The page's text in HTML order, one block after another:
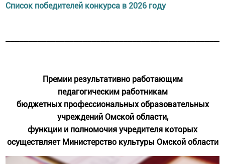
Список победителей конкурса в 2026 году
Премии результативно работающим
педагогическим работникам
бюджетных профессиональных образовательных
учреждений Омской области,
функции и полномочия учредителя которых
осуществляет Министерство культуры Омской области